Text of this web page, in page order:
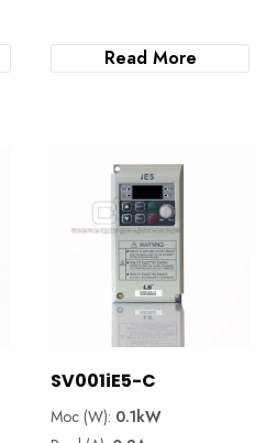
Read More
SV001iE5-C
Moc (W): 0.1kW